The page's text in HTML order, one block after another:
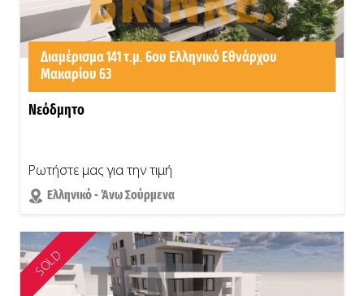
Διαμέρισμα 141 τ.μ. 6ου Ελληνικό Εθνάρχου
Μακαρίου 63
Νεόδμητο
Ρωτήστε μας για την τιμή
Ελληνικό - Άνω Σούρμενα
SOLD